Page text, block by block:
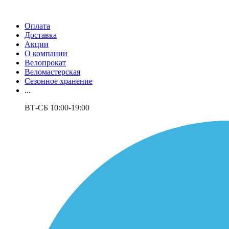
Оплата
Доставка
Акции
О компании
Велопрокат
Веломастерская
Сезонное хранение
...
ВТ-СБ 10:00-19:00